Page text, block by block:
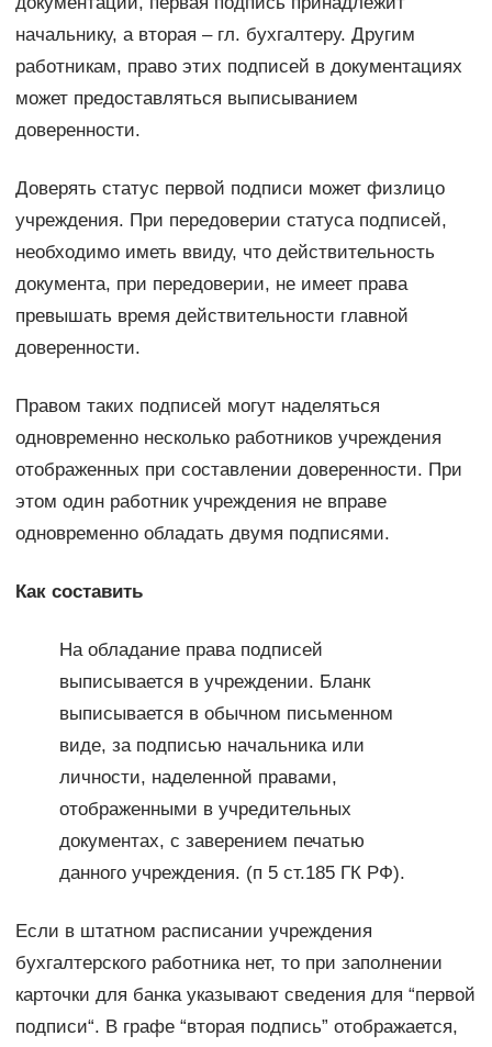
начальнику, а вторая – гл. бухгалтеру. Другим
работникам, право этих подписей в документациях
может предоставляться выписыванием
доверенности.
Доверять статус первой подписи может физлицо
учреждения. При передоверии статуса подписей,
необходимо иметь ввиду, что действительность
документа, при передоверии, не имеет права
превышать время действительности главной
доверенности.
Правом таких подписей могут наделяться
одновременно несколько работников учреждения
отображенных при составлении доверенности. При
этом один работник учреждения не вправе
одновременно обладать двумя подписями.
Как составить
На обладание права подписей
выписывается в учреждении. Бланк
выписывается в обычном письменном
виде, за подписью начальника или
личности, наделенной правами,
отображенными в учредительных
документах, с заверением печатью
данного учреждения. (п 5 ст.185 ГК РФ).
Если в штатном расписании учреждения
бухгалтерского работника нет, то при заполнении
карточки для банка указывают сведения для “первой
подписи“. В графе “вторая подпись” отображается,